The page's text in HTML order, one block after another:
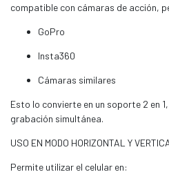
compatible con cámaras de acción,
GoPro
Insta360
Cámaras similares
Esto lo convierte en un soporte 2 en
grabación simultánea.
USO EN MODO HORIZONTAL Y
Permite utilizar el celular en: